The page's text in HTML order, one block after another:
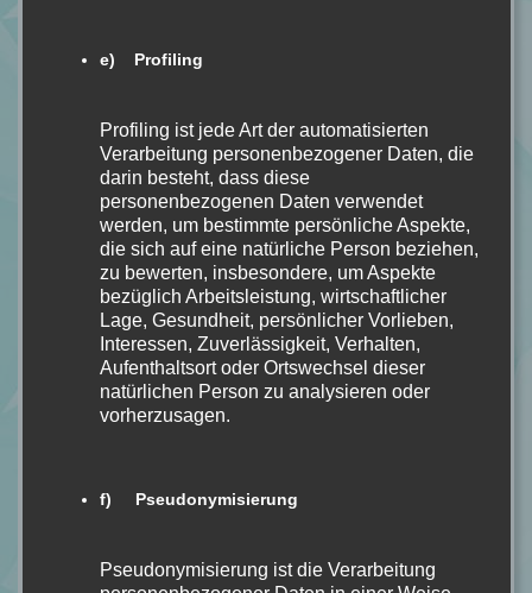
Mein Kommentar
e) Profiling
Profiling ist jede Art der automatisierten
Verarbeitung personenbezogener Daten, die
darin besteht, dass diese
personenbezogenen Daten verwendet
werden, um bestimmte persönliche Aspekte,
die sich auf eine natürliche Person beziehen,
zu bewerten, insbesondere, um Aspekte
bezüglich Arbeitsleistung, wirtschaftlicher
Lage, Gesundheit, persönlicher Vorlieben,
Interessen, Zuverlässigkeit, Verhalten,
Aufenthaltsort oder Ortswechsel dieser
natürlichen Person zu analysieren oder
vorherzusagen.
f) Pseudonymisierung
Pseudonymisierung ist die Verarbeitung